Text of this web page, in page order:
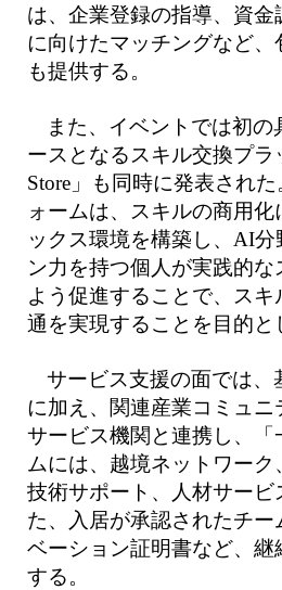
は、企業登録の指導、資
に向けたマッチングなど、
も提供する。
また、イベントでは初の
ースとなるスキル交換プ
Store」も同時に発表され
ォームは、スキルの商用
ックス環境を構築し、AI分
ン力を持つ個人が実践的な
よう促進することで、ス
通を実現することを目的と
サービス支援の面では、
に加え、関連産業コミュニ
サービス機関と連携し、「
ムには、越境ネットワーク
技術サポート、人材サービ
た、入居が承認されたチー
ベーション証明書など、継
する。